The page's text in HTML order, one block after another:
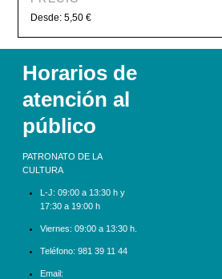
Desde: 5,50 €
Horarios de
atención al
público
PATRONATO DE LA
CULTURA
L-J: 09:00 a 13:30 h y
17:30 a 19:00 h
Viernes: 09:00 a 13:30 h.
Teléfono: 981 39 11 44
Email: